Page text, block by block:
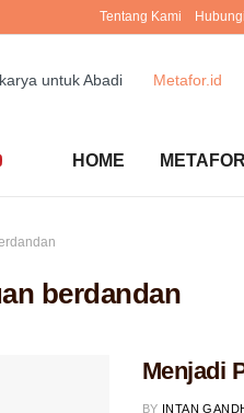
Tentang Kami
untuk Abadi Metafor.id
HOME METAFOR
berdandan
Menjadi
BY INTAN